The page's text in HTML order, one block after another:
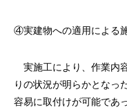
④実建物への適用による
実施工により、作業内
りの状況が明らかとなっ
容易に取付けが可能であ